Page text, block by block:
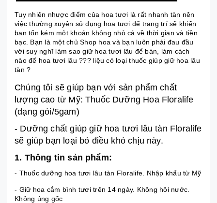
Tuy nhiên nhược điểm của hoa tươi là rất nhanh tàn nên
việc thường xuyên sử dụng hoa tươi để trang trí sẽ khiến
bạn tốn kém một khoản không nhỏ cả về thời gian và tiền
bạc. Bạn là một chủ Shop hoa và bạn luôn phải đau đầu
với suy nghĩ làm sao giữ hoa tươi lâu để bán, làm cách
nào để hoa tươi lâu ??? liệu có loại thuốc giúp giữ hoa lâu
tàn ?
Chúng tôi sẽ giúp bạn với sản phẩm chất
lượng cao từ Mỹ: Thuốc Dưỡng Hoa Floralife
(dạng gói/5gam)
- Dưỡng chất giúp giữ hoa tươi lâu tàn Floralife
sẽ giúp bạn loại bỏ điều khó chịu này.
1. Thông tin sản phẩm:
- Thuốc dưỡng hoa tươi lâu tàn Floralife. Nhập khẩu từ Mỹ
- Giữ hoa cắm bình tươi trên 14 ngày. Không hôi nước.
Không úng gốc